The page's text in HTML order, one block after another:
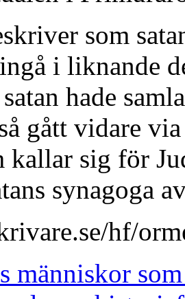
som
i liknande
hade
gått vidare
kallar sig för
synagoga
hf/
människor